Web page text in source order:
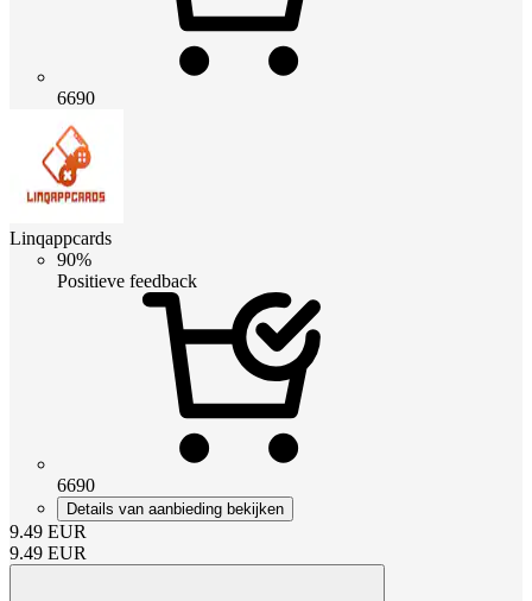
6690
Linqappcards
90%
Positieve feedback
6690
Details van aanbieding bekijken
9.49 EUR
9.49 EUR